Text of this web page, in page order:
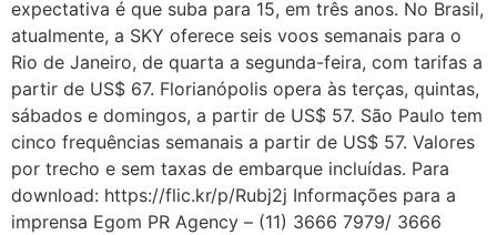
expectativa é que suba para 15, em três anos. No Brasil,
atualmente, a SKY oferece seis voos semanais para o
Rio de Janeiro, de quarta a segunda-feira, com tarifas a
partir de US$ 67. Florianópolis opera às terças, quintas,
sábados e domingos, a partir de US$ 57. São Paulo tem
cinco frequências semanais a partir de US$ 57. Valores
por trecho e sem taxas de embarque incluídas. Para
download: https://flic.kr/p/Rubj2j Informações para a
imprensa Egom PR Agency – (11) 3666 7979/ 3666